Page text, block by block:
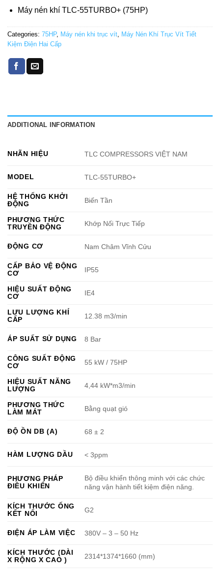
Máy nén khí TLC-55TURBO+ (75HP)
Categories: 75HP, Máy nén khi trục vít, Máy Nén Khí Trục Vít Tiết
Kiệm Điện Hai Cấp
ADDITIONAL INFORMATION
NHÃN HIỆU TLC COMPRESSORS VIỆT NAM
MODEL TLC-55TURBO+
HỆ THỐNG KHỞI
ĐỘNG
Biến Tần
PHƯƠNG THỨC
TRUYỀN ĐỘNG
Khớp Nối Trực Tiếp
ĐỘNG CƠ Nam Châm Vĩnh Cửu
CẤP BẢO VỆ ĐỘNG
CƠ
IP55
HIỆU SUẤT ĐỘNG
CƠ
IE4
LƯU LƯỢNG KHÍ
CẤP
12.38 m3/min
ÁP SUẤT SỬ DỤNG 8 Bar
CÔNG SUẤT ĐỘNG
CƠ
55 kW / 75HP
HIỆU SUẤT NĂNG
LƯỢNG
4,44 kW*m3/min
PHƯƠNG THỨC
LÀM MÁT
Bằng quạt gió
ĐỘ ỒN DB (A) 68 ± 2
HÀM LƯỢNG DẦU < 3ppm
PHƯƠNG PHÁP
ĐIỀU KHIỂN
Bộ điều khiển thông minh với các chức
năng vận hành tiết kiệm điện năng.
KÍCH THƯỚC ỐNG
KẾT NỐI
G2
ĐIỆN ÁP LÀM VIỆC 380V – 3 – 50 Hz
KÍCH THƯỚC (DÀI
X RỘNG X CAO )
2314*1374*1660 (mm)